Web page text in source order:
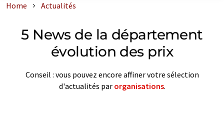
Home Actualités
5 News de la département
évolution des prix
Conseil : vous pouvez encore affiner votre sélection
d'actualités par organisations.